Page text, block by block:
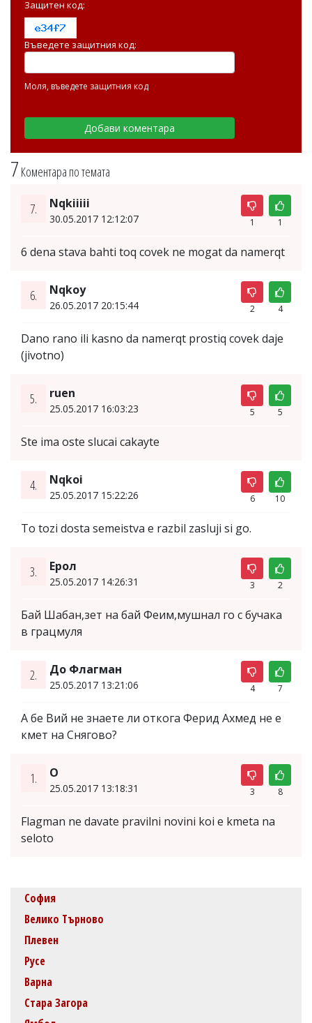
7 Коментара по темата
7. Nqkiiiii
30.05.2017 12:12:07 1 1
6 dena stava bahti toq covek ne mogat da namerqt
6. Nqkoy
26.05.2017 20:15:44 2 4
Dano rano ili kasno da namerqt prostiq covek daje
(jivotno)
5. ruen
25.05.2017 16:03:23 5 5
Ste ima oste slucai cakayte
4. Nqkoi
25.05.2017 15:22:26 6 10
To tozi dosta semeistva e razbil zasluji si go.
3. Ерол
25.05.2017 14:26:31 3 2
Бай Шабан,зет на бай Феим,мушнал го с бучака
в грацмуля
2. До Флагман
25.05.2017 13:21:06 4 7
А бе Вий не знаете ли откога Ферид Ахмед не е
кмет на Снягово?
1. O
25.05.2017 13:18:31 3 8
Flagman ne davate pravilni novini koi e kmeta na
seloto
Защитен код:
Въведете защитния код:
Моля, въведете защитния код
София
Велико Търново
Плевен
Русе
Варна
Стара Загора